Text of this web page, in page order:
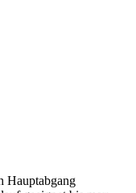
Hauptabgang